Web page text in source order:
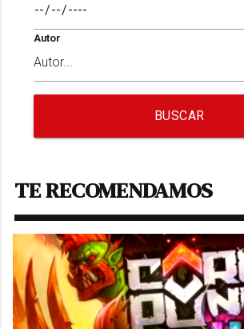
Autor
BUSCAR
TE RECOMENDAMOS